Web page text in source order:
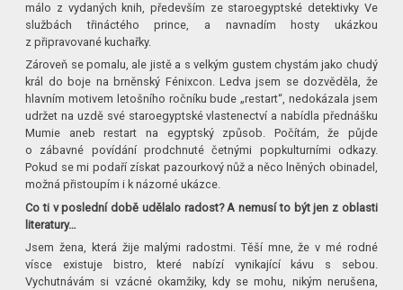
málo z vydaných knih, především ze staroegyptské detektivky Ve
službách třináctého prince, a navnadím hosty ukázkou
z připravované kuchařky.
Zároveň se pomalu, ale jistě a s velkým gustem chystám jako chudý
král do boje na brněnský Fénixcon. Ledva jsem se dozvěděla, že
hlavním motivem letošního ročníku bude „restart“, nedokázala jsem
udržet na uzdě své staroegyptské vlastenectví a nabídla přednášku
Mumie aneb restart na egyptský způsob. Počítám, že půjde
o zábavné povídání prodchnuté četnými popkulturními odkazy.
Pokud se mi podaří získat pazourkový nůž a něco lněných obinadel,
možná přistoupím i k názorné ukázce.
Co ti v poslední době udělalo radost? A nemusí to být jen z oblasti
literatury…
Jsem žena, která žije malými radostmi. Těší mne, že v mé rodné
vísce existuje bistro, které nabízí vynikající kávu s sebou.
Vychutnávám si vzácné okamžiky, kdy se mohu, nikým nerušena,